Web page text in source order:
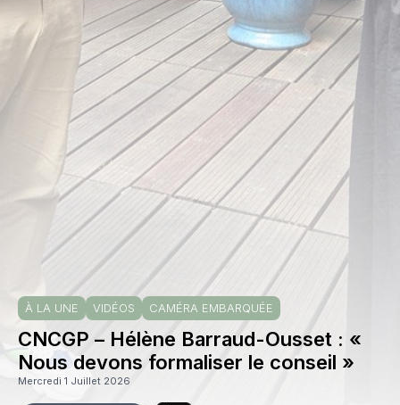
À LA UNE VIDÉOS CAMÉRA EMBARQUÉE
CNCGP – Hélène Barraud-Ousset : «
Nous devons formaliser le conseil »
Mercredi 1 Juillet 2026